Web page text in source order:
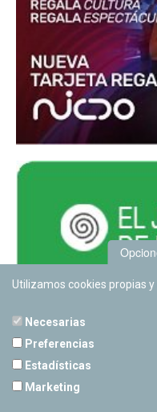
Utilizamos cookies propias
Necesarias
Preferencias
Estadísticas
Marketing